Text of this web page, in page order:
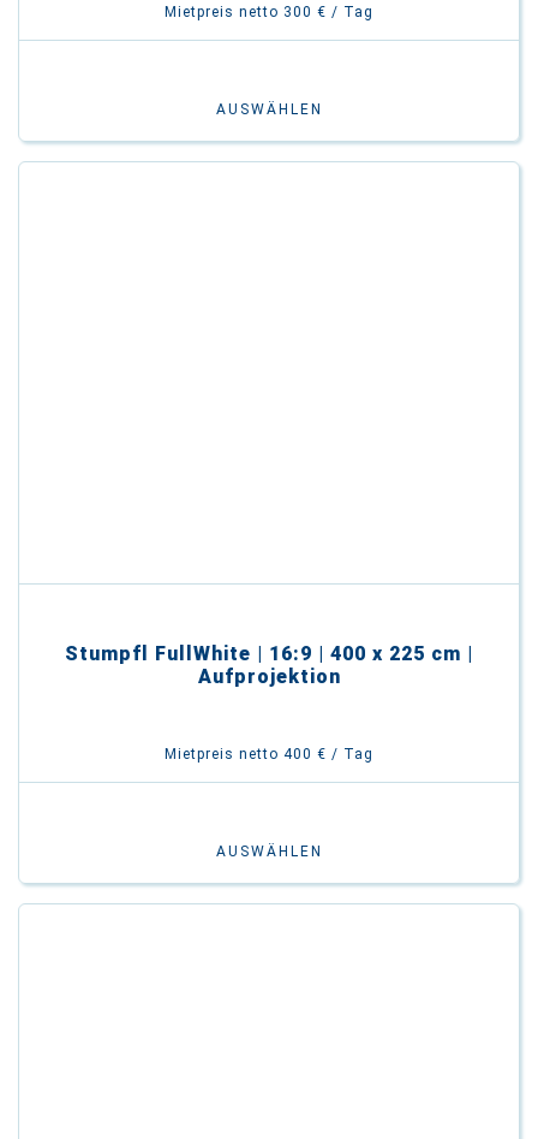
Mietpreis netto 300 € / Tag
AUSWÄHLEN
Stumpfl FullWhite | 16:9 | 400 x 225 cm |
Aufprojektion
Mietpreis netto 400 € / Tag
AUSWÄHLEN